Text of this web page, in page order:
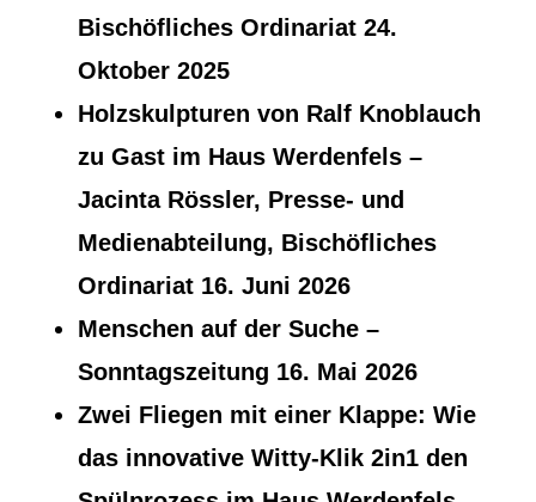
Bischöfliches Ordinariat 24.
Oktober 2025
Holzskulpturen von Ralf Knoblauch
zu Gast im Haus Werdenfels–
Jacinta Rössler, Presse- und
Medienabteilung, Bischöfliches
Ordinariat 16. Juni 2026
Menschen auf der Suche–
Sonntagszeitung 16. Mai 2026
Zwei Fliegen mit einer Klappe: Wie
das innovative Witty-Klik 2in1 den